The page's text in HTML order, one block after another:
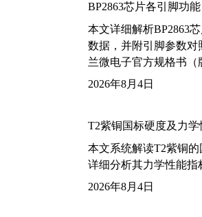
BP2863芯片各引脚功能
本文详细解析BP2863
数据，并附引脚参数
兰微电子官方规格书（
2026年8月4日
T2紫铜国标硬度及力
本文系统解读T2紫铜的
详细分析其力学性能指
2026年8月4日